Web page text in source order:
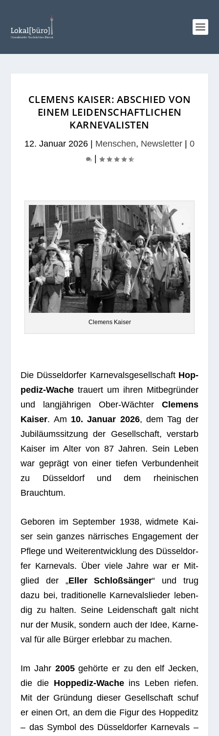
CLEMENS KAISER: ABSCHIED VON
EINEM LEIDENSCHAFTLICHEN
KARNEVALISTEN
12. Januar 2026 Menschen, Newsletter
0
|
Cle­mens Kaiser
Die Düs­sel­dor­fer Kar­ne­vals­ge­sell­schaft Hop­
pe­diz-Wache trau­ert um ihren Mit­be­grün­der
und lang­jäh­ri­gen Ober-Wäch­ter Cle­mens
Kai­ser. Am 10. Januar 2026, dem Tag der
Jubi­lä­ums­sit­zung der Gesell­schaft, ver­starb
Kai­ser im Alter von 87 Jah­ren. Sein Leben
war geprägt von einer tie­fen Ver­bun­den­heit
zu Düs­sel­dorf und dem rhei­ni­schen
Brauchtum.
Gebo­ren im Sep­tem­ber 1938, wid­mete Kai­
ser sein gan­zes när­ri­sches Enga­ge­ment der
Pflege und Wei­ter­ent­wick­lung des Düs­sel­dor­
fer Kar­ne­vals. Über viele Jahre war er Mit­
glied der „Eller Schloß­sän­ger“ und trug
dazu bei, tra­di­tio­nelle Kar­ne­vals­lie­der leben­
dig zu hal­ten. Seine Lei­den­schaft galt nicht
nur der Musik, son­dern auch der Idee, Kar­ne­
val für alle Bür­ger erleb­bar zu machen.
Im Jahr 2005gehörte er zu den elf Jecken,
die die Hop­pe­diz-Wacheins Leben rie­fen.
Mit der Grün­dung die­ser Gesell­schaft schuf
er einen Ort, an dem die Figur des Hop­pe­ditz
– das Sym­bol des Düs­sel­dor­fer Kar­ne­vals –